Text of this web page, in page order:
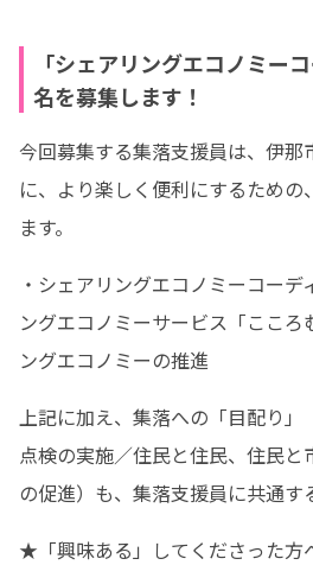
「シェアリングエコノミー
名を募集します！
今回募集する集落支援員は、伊那
に、より楽しく便利にするため
ます。
・シェアリングエコノミーコー
ングエコノミーサービス「こころ
ングエコノミーの推進
上記に加え、集落への「目配り
点検の実施／住民と住民、住民
の促進）も、集落支援員に共通す
★「興味ある」してくださった方